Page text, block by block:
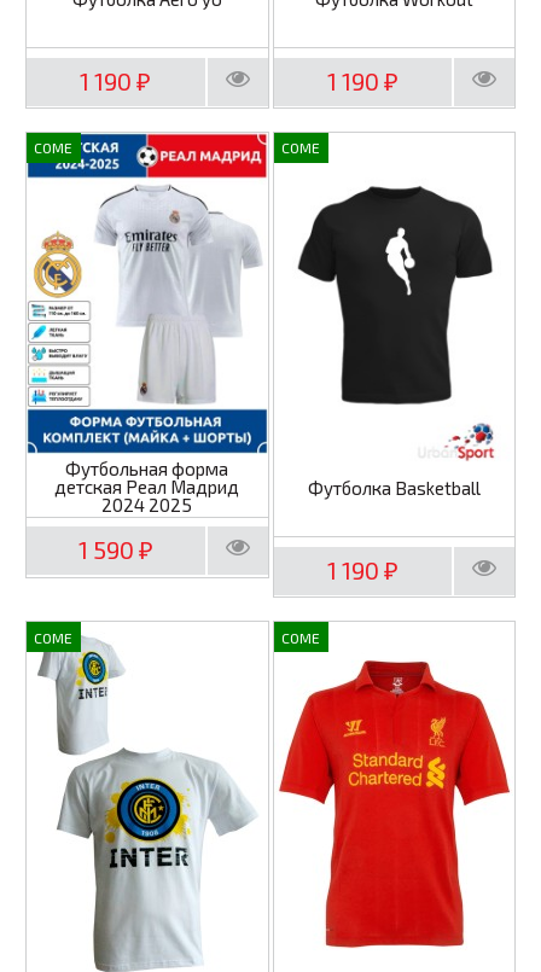
1 190₽ 1 190 ₽
COME
Футбольная форма
детская Реал Мадрид
2024 2025
1 590 ₽
COME
Футболка Basketball
1 190 ₽
COME COME